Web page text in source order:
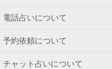
電話占いについて
予約依頼について
チャット占いについて